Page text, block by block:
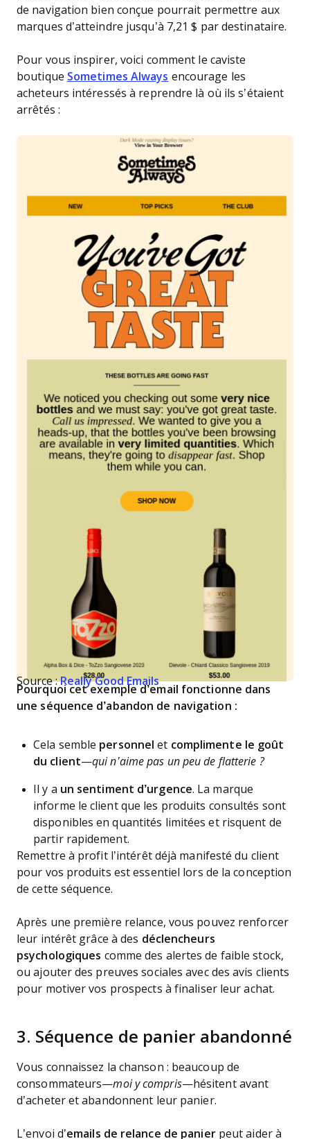
de navigation bien conçue pourrait permettre aux
marques d’atteindre jusqu’à 7,21 $ par destinataire.
Pour vous inspirer, voici comment le caviste
boutique Sometimes Always encourage les
acheteurs intéressés à reprendre là où ils s’étaient
arrêtés :
Source :Really Good Emails
Pourquoi cet exemple d’email fonctionne dans
une séquence d’abandon de navigation :
Cela semble personnelet complimente le goût
du client—qui n’aime pas un peu de flatterie ?
Il y a un sentiment d’urgence. La marque
informe le client que les produits consultés sont
disponibles en quantités limitées et risquent de
partir rapidement.
Remettre à profit l’intérêt déjà manifesté du client
pour vos produits est essentiel lors de la conception
de cette séquence.
Après une première relance, vous pouvez renforcer
leur intérêt grâce à des déclencheurs
psychologiques comme des alertes de faible stock,
ou ajouter des preuves sociales avec des avis clients
pour motiver vos prospects à finaliser leur achat.
3. Séquence de panier abandonné
Vous connaissez la chanson : beaucoup de
consommateurs—moi y compris—hésitent avant
d’acheter et abandonnent leur panier.
L’envoi d’emails de relance de panierpeut aider à